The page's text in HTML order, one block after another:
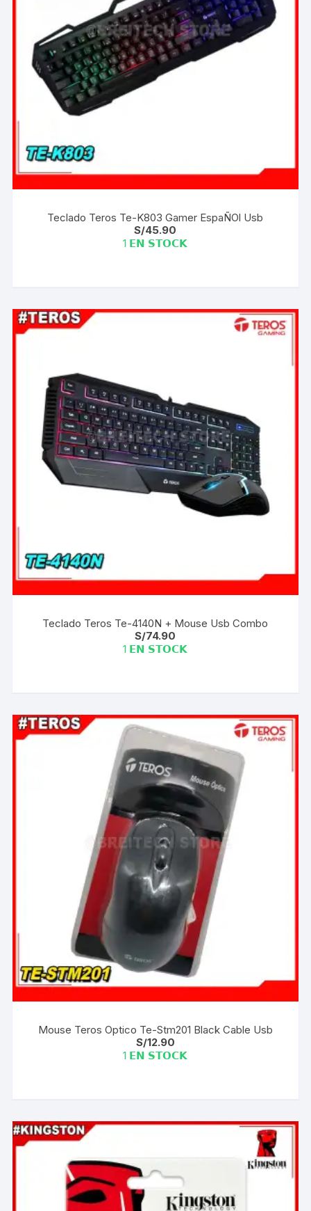
Teclado Teros Te-K803 Gamer EspaÑOl Usb
S/45.90
1 𝗘𝗡 𝗦𝗧𝗢𝗖𝗞
Teclado Teros Te-4140N + Mouse Usb Combo
S/74.90
1 𝗘𝗡 𝗦𝗧𝗢𝗖𝗞
Mouse Teros Optico Te-Stm201 Black Cable Usb
S/12.90
1 𝗘𝗡 𝗦𝗧𝗢𝗖𝗞